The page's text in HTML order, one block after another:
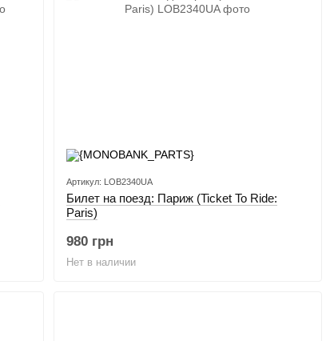
Артикул: LOB2340UA
Билет на поезд: Париж (Ticket To Ride:
Paris)
980 грн
Нет в наличии